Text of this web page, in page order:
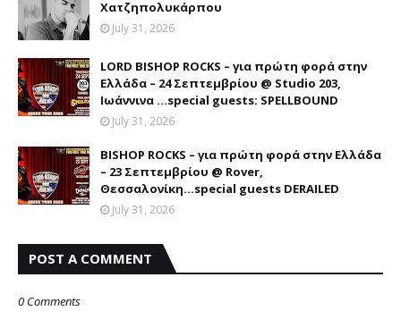
Χατζηπολυκάρπου
July 31, 2026
LORD BISHOP ROCKS – για πρώτη φορά στην
Ελλάδα – 24 Σεπτεμβρίου @ Studio 203,
Ιωάννινα …special guests: SPELLBOUND
July 31, 2026
BISHOP ROCKS – για πρώτη φορά στην Ελλάδα
– 23 Σεπτεμβρίου @ Rover,
Θεσσαλονίκη...special guests DERAILED
July 31, 2026
POST A COMMENT
0 Comments